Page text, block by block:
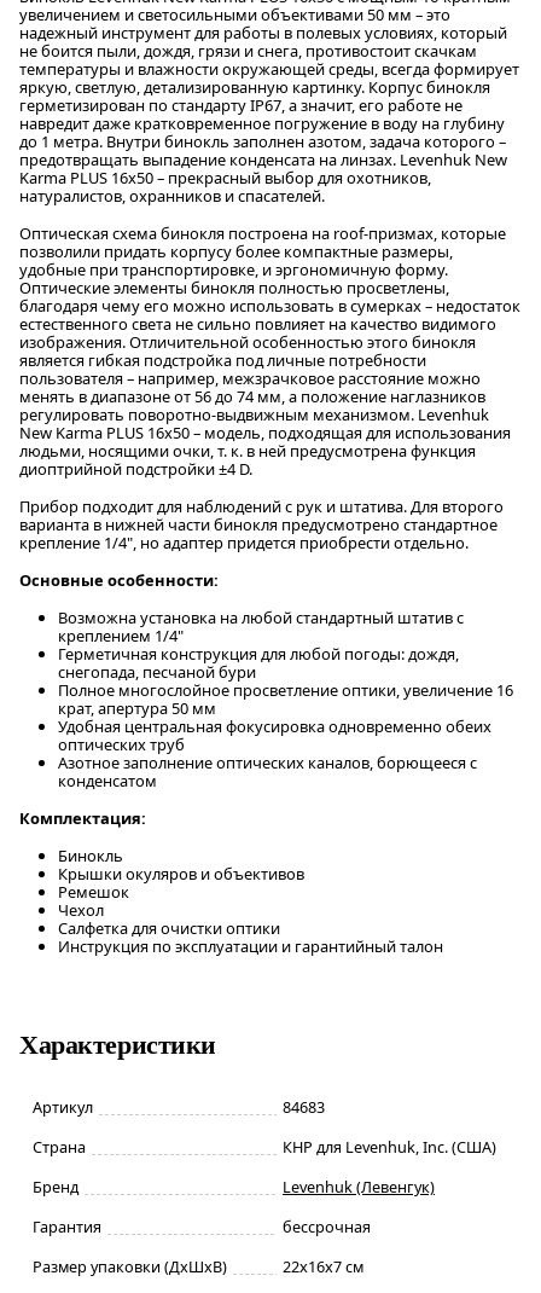
увеличением и светосильными объективами 50 мм – это
надежный инструмент для работы в полевых условиях, который
не боится пыли, дождя, грязи и снега, противостоит скачкам
температуры и влажности окружающей среды, всегда формирует
яркую, светлую, детализированную картинку. Корпус бинокля
герметизирован по стандарту IP67, а значит, его работе не
навредит даже кратковременное погружение в воду на глубину
до 1 метра. Внутри бинокль заполнен азотом, задача которого –
предотвращать выпадение конденсата на линзах. Levenhuk New
Karma PLUS 16x50 – прекрасный выбор для охотников,
натуралистов, охранников и спасателей.
Оптическая схема бинокля построена на roof-призмах, которые
позволили придать корпусу более компактные размеры,
удобные при транспортировке, и эргономичную форму.
Оптические элементы бинокля полностью просветлены,
благодаря чему его можно использовать в сумерках – недостаток
естественного света не сильно повлияет на качество видимого
изображения. Отличительной особенностью этого бинокля
является гибкая подстройка под личные потребности
пользователя – например, межзрачковое расстояние можно
менять в диапазоне от 56 до 74 мм, а положение наглазников
регулировать поворотно-выдвижным механизмом. Levenhuk
New Karma PLUS 16x50 – модель, подходящая для использования
людьми, носящими очки, т. к. в ней предусмотрена функция
диоптрийной подстройки ±4 D.
Прибор подходит для наблюдений с рук и штатива. Для второго
варианта в нижней части бинокля предусмотрено стандартное
крепление 1/4", но адаптер придется приобрести отдельно.
Основные особенности:
Возможна установка на любой стандартный штатив с
креплением 1/4"
Герметичная конструкция для любой погоды: дождя,
снегопада, песчаной бури
Полное многослойное просветление оптики, увеличение 16
крат, апертура 50 мм
Удобная центральная фокусировка одновременно обеих
оптических труб
Азотное заполнение оптических каналов, борющееся с
конденсатом
Комплектация:
Бинокль
Крышки окуляров и объективов
Ремешок
Чехол
Салфетка для очистки оптики
Инструкция по эксплуатации и гарантийный талон
Характеристики
Артикул
84683
Страна
КНР для Levenhuk, Inc. (США)
Бренд
Levenhuk (Левенгук)
Гарантия
бессрочная
Размер упаковки (ДxШxВ)
22x16x7 см